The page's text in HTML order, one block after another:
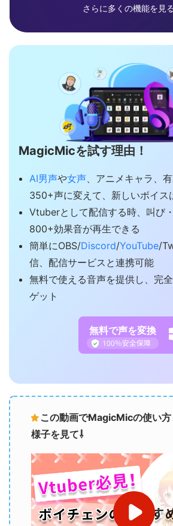
さらに多くの機能を見
MagicMicを試す理由！
AI男声や女声、アニメキャラ、
350+声に変えて、新しいボイス
Vtuberとして配信する時、叫び
800+効果音が再生できる
簡単にOBS/Discord/YouTube/
信、配信サービスと連携可能
無料で使える音声を提供し、完
ゲット
無料で声を変換
この動画でMagicMicの使い
様子を見て⇩